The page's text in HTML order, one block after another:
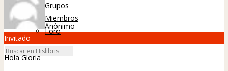
Grupos
Miembros
Foro
Anónimo
Invitado
Hola Gloria